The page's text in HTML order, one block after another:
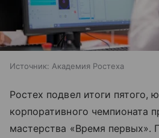
Источник: Академия Ростеха
Ростех подвел итоги пятого,
корпоративного чемпионата
мастерства «Время первых».